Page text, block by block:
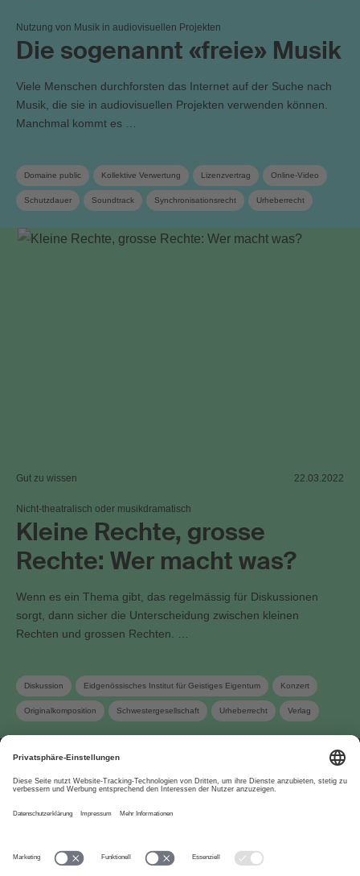
Nutzung von Musik in audiovisuellen Projekten
Die sogenannt «freie» Musik
Viele Menschen durchforsten das Internet auf der Suche nach
Musik, die sie in audiovisuellen Projekten verwenden können.
Manchmal kommt es …
Domaine public Kollektive Verwertung Lizenzvertrag Online-Video
Schutzdauer Soundtrack Synchronisationsrecht Urheberrecht
Gut zu wissen 22.03.2022
Nicht-theatralisch oder musikdramatisch
Kleine Rechte, grosse
Rechte: Wer macht was?
Wenn es ein Thema gibt, das regelmässig für Diskussionen
sorgt, dann sicher die Unterscheidung zwischen kleinen
Rechten und grossen Rechten. …
Diskussion Eidgenössisches Institut für Geistiges Eigentum Konzert
Originalkomposition Schwestergesellschaft Urheberrecht Verlag
Wahrnehmungsvertrag Werkanmeldung
www.suisa.ch
Über uns
Disclaimer